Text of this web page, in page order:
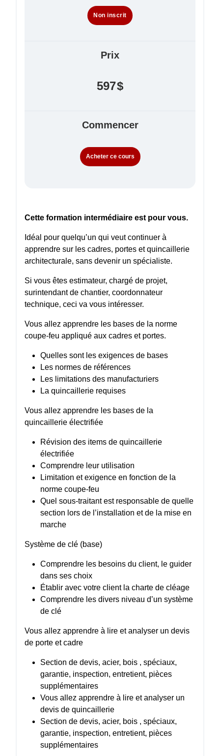
Non inscrit
Prix
597
Commencer
Acheter ce cours
Cette formation intermédiaire est pour vous.
Idéal pour quelqu’un qui veut continuer à
apprendre sur les cadres, portes et quincaillerie
architecturale, sans devenir un spécialiste.
Si vous êtes estimateur, chargé de projet,
surintendant de chantier, coordonnateur
technique, ceci va vous intéresser.
Vous allez apprendre les bases de la norme
coupe-feu appliqué aux cadres et portes.
Quelles sont les exigences de bases
Les normes de références
Les limitations des manufacturiers
La quincaillerie requises
Vous allez apprendre les bases de la
quincaillerie électrifiée
Révision des items de quincaillerie
électrifiée
Comprendre leur utilisation
Limitation et exigence en fonction de la
norme coupe-feu
Quel sous-traitant est responsable de quelle
section lors de l’installation et de la mise en
marche
Système de clé (base)
Comprendre les besoins du client, le guider
dans ses choix
Établir avec votre client la charte de cléage
Comprendre les divers niveau d’un système
de clé
Vous allez apprendre à lire et analyser un devis
de porte et cadre
Section de devis, acier, bois , spéciaux,
garantie, inspection, entretient, pièces
supplémentaires
Vous allez apprendre à lire et analyser un
devis de quincaillerie
Section de devis, acier, bois , spéciaux,
garantie, inspection, entretient, pièces
supplémentaires